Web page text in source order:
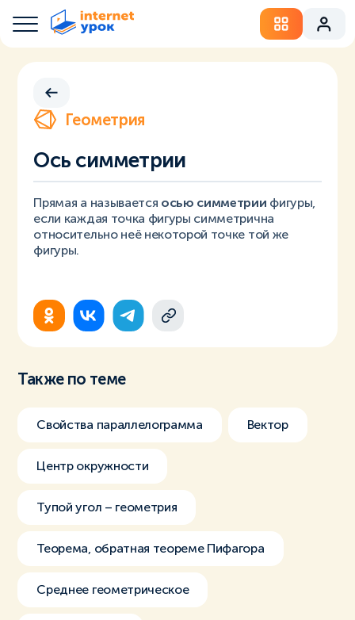
Геометрия
Ось симметрии
Прямая a называется осью симметрии фигуры,
если каждая точка фигуры симметрична
относительно неё некоторой точке той же
фигуры.
Также по теме
Свойства параллелограмма Вектор
Центр окружности
Тупой угол – геометрия
Теорема, обратная теореме Пифагора
Среднее геометрическое